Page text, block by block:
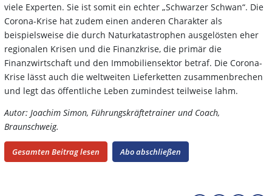
viele Experten. Sie ist somit ein echter „Schwarzer Schwan“. Die
Corona-Krise hat zudem einen anderen Charakter als
beispielsweise die durch Naturkatastrophen ausgelösten eher
regionalen Krisen und die Finanzkrise, die primär die
Finanzwirtschaft und den Immobiliensektor betraf. Die Corona-
Krise lässt auch die weltweiten Lieferketten zusammenbrechen
und legt das öffentliche Leben zumindest teilweise lahm.
Autor: Joachim Simon, Führungskräftetrainer und Coach,
Braunschweig.
Gesamten Beitrag lesen Abo abschließen